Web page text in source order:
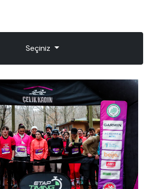
Seçiniz